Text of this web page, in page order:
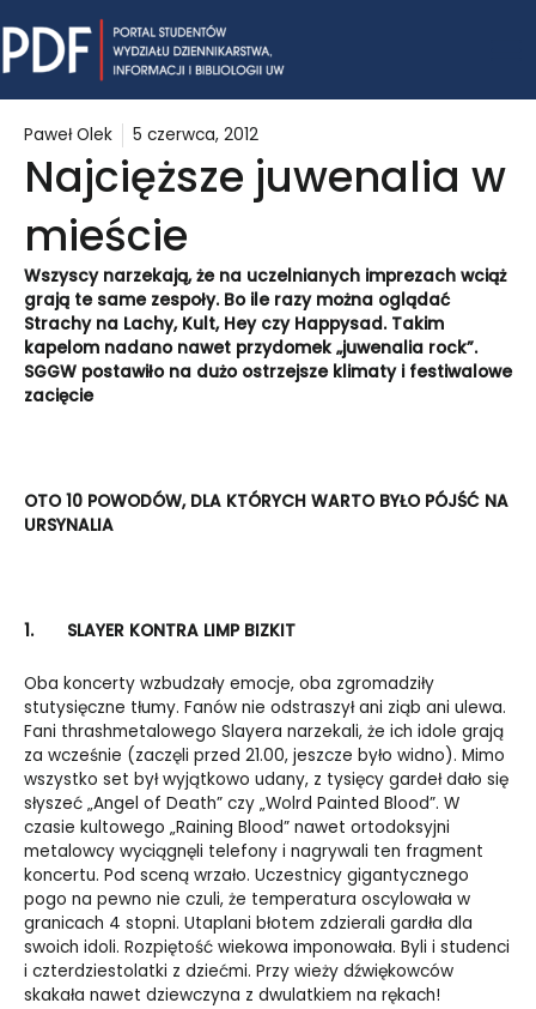
to
content
Paweł Olek 5 czerwca, 2012
Najcięższe juwenalia w
mieście
Wszyscy narzekają, że na uczelnianych imprezach wciąż
grają te same zespoły. Bo ile razy można oglądać
Strachy na Lachy, Kult, Hey czy Happysad. Takim
kapelom nadano nawet przydomek „juwenalia rock”.
SGGW postawiło na dużo ostrzejsze klimaty i festiwalowe
zacięcie
OTO 10 POWODÓW, DLA KTÓRYCH WARTO BYŁO PÓJŚĆ NA
URSYNALIA
1. SLAYER KONTRA LIMP BIZKIT
Oba koncerty wzbudzały emocje, oba zgromadziły
stutysięczne tłumy. Fanów nie odstraszył ani ziąb ani ulewa.
Fani thrashmetalowego Slayera narzekali, że ich idole grają
za wcześnie (zaczęli przed 21.00, jeszcze było widno). Mimo
wszystko set był wyjątkowo udany, z tysięcy gardeł dało się
słyszeć „Angel of Death” czy „Wolrd Painted Blood”. W
czasie kultowego „Raining Blood” nawet ortodoksyjni
metalowcy wyciągnęli telefony i nagrywali ten fragment
koncertu. Pod sceną wrzało. Uczestnicy gigantycznego
pogo na pewno nie czuli, że temperatura oscylowała w
granicach 4 stopni. Utaplani błotem zdzierali gardła dla
swoich idoli. Rozpiętość wiekowa imponowała. Byli i studenci
i czterdziestolatki z dziećmi. Przy wieży dźwiękowców
skakała nawet dziewczyna z dwulatkiem na rękach!